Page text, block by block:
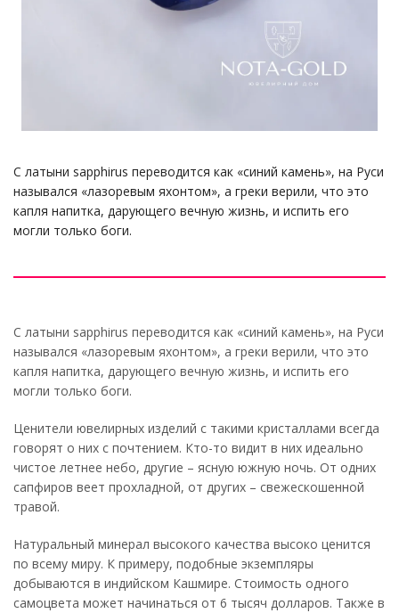
С латыни sapphirus переводится как «синий камень», на Руси
назывался «лазоревым яхонтом», а греки верили, что это
капля напитка, дарующего вечную жизнь, и испить его
могли только боги.
С латыни sapphirus переводится как «синий камень», на Руси
назывался «лазоревым яхонтом», а греки верили, что это
капля напитка, дарующего вечную жизнь, и испить его
могли только боги.
Ценители ювелирных изделий с такими кристаллами всегда
говорят о них с почтением. Кто-то видит в них идеально
чистое летнее небо, другие – ясную южную ночь. От одних
сапфиров веет прохладной, от других – свежескошенной
травой.
Натуральный минерал высокого качества высоко ценится
по всему миру. К примеру, подобные экземпляры
добываются в индийском Кашмире. Стоимость одного
самоцвета может начинаться от 6 тысяч долларов. Также в